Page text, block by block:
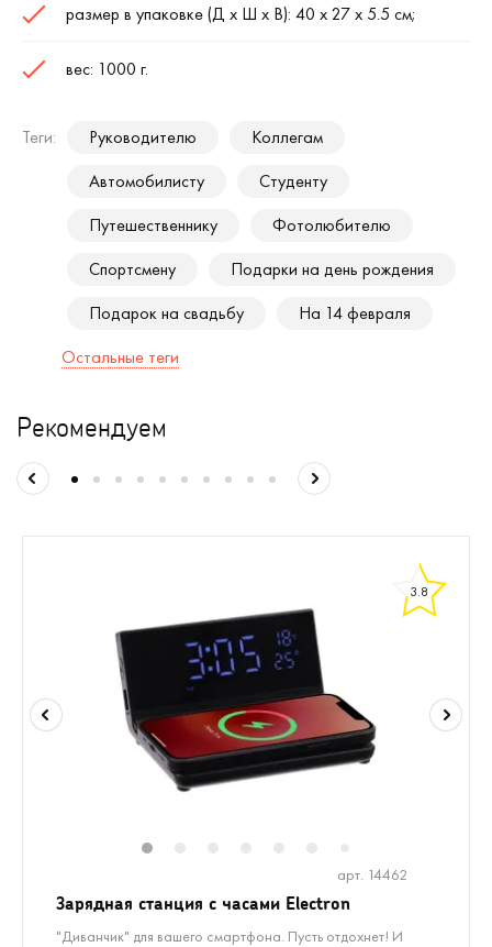
размер в упаковке (Д х Ш х В): 40 х 27 х 5.5 см;
вес: 1000 г.
Теги: Руководителю
Коллегам
Автомобилисту
Студенту
Путешественнику
Фотолюбителю
Спортсмену
Подарки на день рождения
Подарок на свадьбу
На 14 февраля
Остальные теги
Рекомендуем
3.8
арт. 14462
Зарядная станция с часами Electron
"Диванчик" для вашего смартфона. Пусть отдохнет! И